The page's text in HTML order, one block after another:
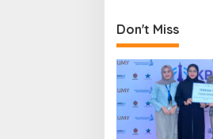
Don't Miss